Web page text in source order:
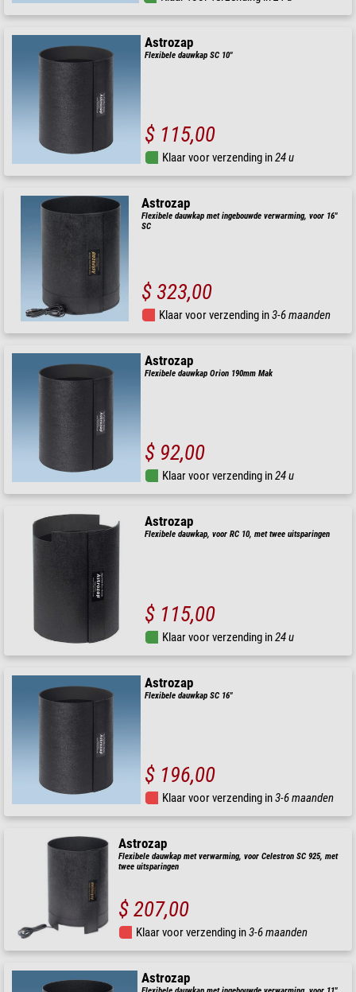
Astrozap
Flexibele dauwkap SC 10"
$ 115,00
Klaar voor verzending in24 u
Astrozap
Flexibele dauwkap met ingebouwde verwarming, voor 16"
SC
$ 323,00
Klaar voor verzending in3-6 maanden
Astrozap
Flexibele dauwkap Orion 190mm Mak
$ 92,00
Klaar voor verzending in24 u
Astrozap
Flexibele dauwkap, voor RC 10, met twee uitsparingen
$ 115,00
Klaar voor verzending in24 u
Astrozap
Flexibele dauwkap SC 16"
$ 196,00
Klaar voor verzending in3-6 maanden
Astrozap
Flexibele dauwkap met verwarming, voor Celestron SC 925, met
twee uitsparingen
$ 207,00
Klaar voor verzending in3-6 maanden
Astrozap